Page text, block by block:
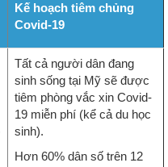
Kế hoạch tiêm chủng
Covid-19
Tất cả người dân đang
sinh sống tại Mỹ sẽ được
tiêm phòng vắc xin Covid-
19 miễn phí (kể cả du học
sinh).
Hơn 60% dân số trên 12